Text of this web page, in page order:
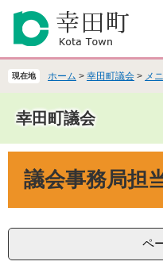
の
。
ー
て
現在地 ホーム > 幸田町議会 > メ
幸田町議会
議会事務局担
ペ